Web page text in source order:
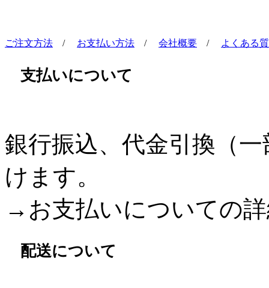
ご注文方法 / お支払い方法 / 会社概要 / よくある
支払いについて
銀行振込、代金引換（
けます。
→お支払いについての
配送について